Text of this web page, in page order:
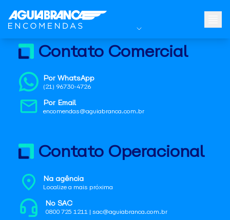
Contato Comercial
Por WhatsApp
(21) 96730-4726
Por Email
encomendas@aguiabranca.com.br
Contato Operacional
Na agência
Localize a mais próxima
No SAC
0800 725 1211 | sac@aguiabranca.com.br